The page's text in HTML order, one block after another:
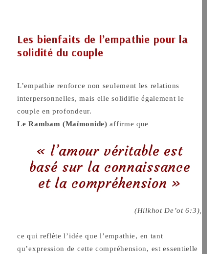
Les bienfaits de l’empathie pour la
solidité du couple
L’empathie renforce non seulement les relations
interpersonnelles, mais elle solidifie également le
couple en profondeur.
Le Rambam (Maïmonide) affirme que
« l’amour véritable est
basé sur la connaissance
et la compréhension »
(Hilkhot De’ot 6:3),
ce qui reflète l’idée que l’empathie, en tant
qu’expression de cette compréhension, est essentielle